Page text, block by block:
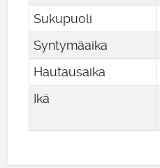
Sukupuoli
Syntymäaika
Hautausaika
Ikä